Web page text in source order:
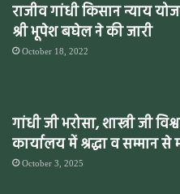
राजीव गांधी किसान न्याय
श्री भूपेश बघेल ने की जारी
October 18, 2022
गांधी जी भरोसा, शास्त्री जी
कार्यालय में श्रद्धा व सम्मान
October 3, 2025